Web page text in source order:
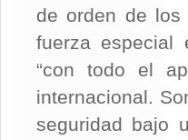
de orden de los
fuerza especial
“con todo el
internacional.
seguridad bajo